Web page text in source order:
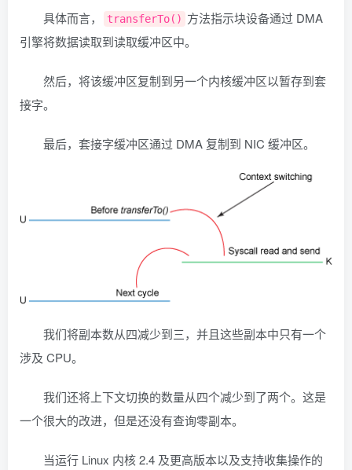
具体而言， transferTo() 方法指示块设备通过 DMA
引擎将数据读取到读取缓冲区中。
然后，将该缓冲区复制到另一个内核缓冲区以暂存到套
接字。
最后，套接字缓冲区通过 DMA 复制到 NIC 缓冲区。
我们将副本数从四减少到三，并且这些副本中只有一个
涉及 CPU。
我们还将上下文切换的数量从四个减少到了两个。这是
一个很大的改进，但是还没有查询零副本。
当运行 Linux 内核 2.4 及更高版本以及支持收集操作的